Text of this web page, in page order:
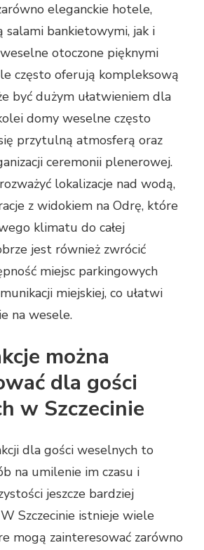
eleganckie hotele,
salami bankietowymi, jak i
otoczone pięknymi
często oferują kompleksową
być dużym ułatwieniem dla
domy weselne często
przytulną atmosferą oraz
ceremonii plenerowej.
lokalizacje nad wodą,
z widokiem na Odrę, które
klimatu do całej
jest również zwrócić
miejsc parkingowych
miejskiej, co ułatwi
na wesele.
można
dla gości
w Szczecinie
dla gości weselnych to
na umilenie im czasu i
jeszcze bardziej
Szczecinie istnieje wiele
mogą zainteresować zarówno